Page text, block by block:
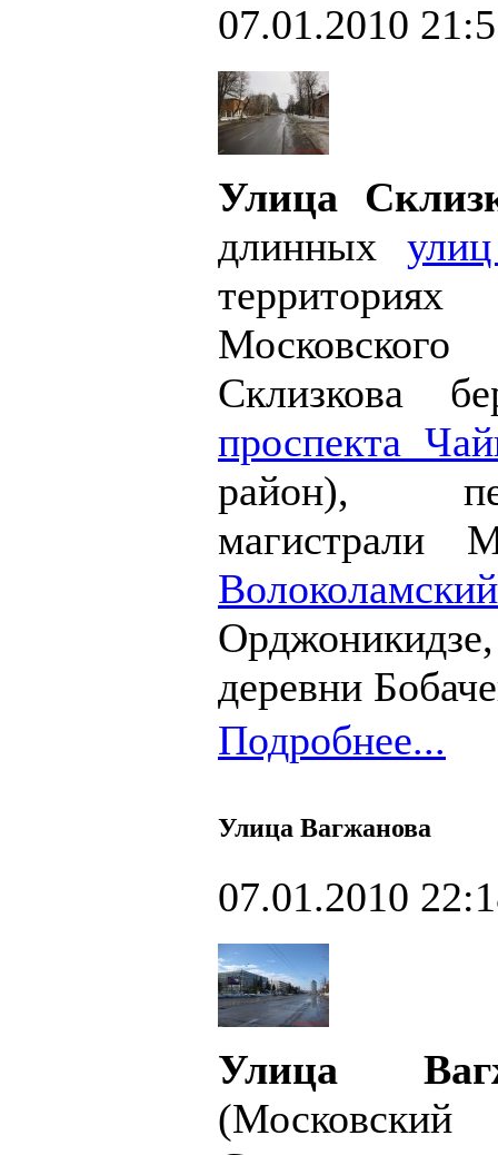
07.01.2010
Улица
длинных
Склизкова
проспекта
район),
магистрали
деревни
Подробнее...
Улица Вагжанова
07.01.2010
Улица